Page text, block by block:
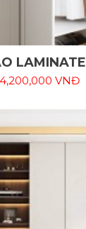
LAMINATE
4,200,000 VNĐ